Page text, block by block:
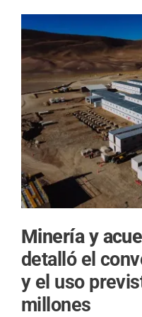
Minería y
detalló el
y el uso
millones